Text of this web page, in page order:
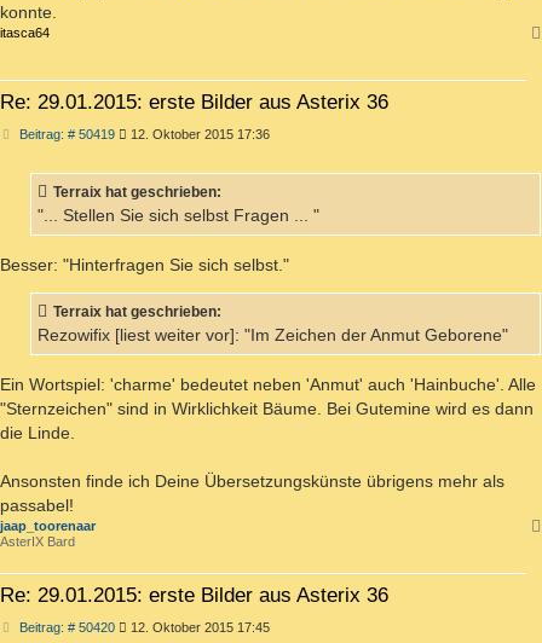
konnte.
itasca64
Re: 29.01.2015: erste Bilder aus Asterix 36
Beitrag: # 50419Beitrag12. Oktober 2015 17:36
Terraix hat geschrieben:
"... Stellen Sie sich selbst Fragen ... "
Besser: "Hinterfragen Sie sich selbst."
Terraix hat geschrieben:
Rezowifix [liest weiter vor]: "Im Zeichen der Anmut Geborene"
Ein Wortspiel: 'charme' bedeutet neben 'Anmut' auch 'Hainbuche'. Alle
"Sternzeichen" sind in Wirklichkeit Bäume. Bei Gutemine wird es dann
die Linde.
Ansonsten finde ich Deine Übersetzungskünste übrigens mehr als
passabel!
jaap_toorenaar
AsterIX Bard
Re: 29.01.2015: erste Bilder aus Asterix 36
Beitrag: # 50420Beitrag12. Oktober 2015 17:45